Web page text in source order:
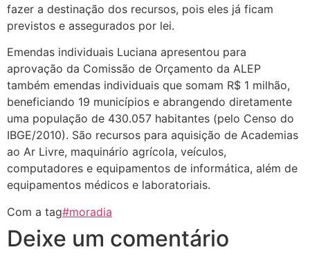
fazer a destinação dos recursos, pois eles já ficam
previstos e assegurados por lei.
Emendas individuais Luciana apresentou para
aprovação da Comissão de Orçamento da ALEP
também emendas individuais que somam R$ 1 milhão,
beneficiando 19 municípios e abrangendo diretamente
uma população de 430.057 habitantes (pelo Censo do
IBGE/2010). São recursos para aquisição de Academias
ao Ar Livre, maquinário agrícola, veículos,
computadores e equipamentos de informática, além de
equipamentos médicos e laboratoriais.
Com a tag#moradia
Deixe um comentário